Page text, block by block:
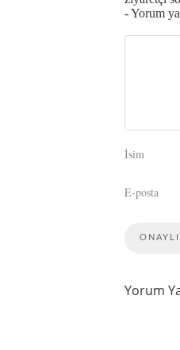
- Yorum
İsim
E-posta
Yorum